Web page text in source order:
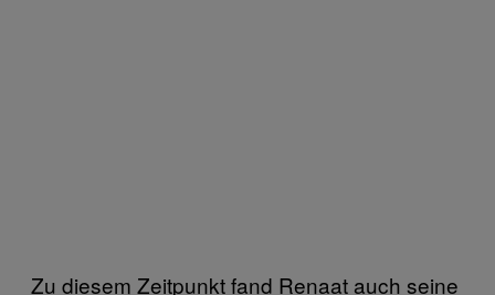
Zu diesem Zeitpunkt fand Renaat auch seine